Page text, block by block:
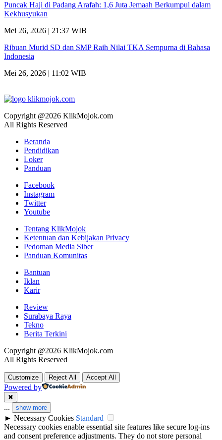
Puncak Haji di Padang Arafah: 1,6 Juta Jemaah Berkumpul dalam
Kekhusyukan
Mei 26, 2026 | 21:37 WIB
Ribuan Murid SD dan SMP Raih Nilai TKA Sempurna di Bahasa
Indonesia
Mei 26, 2026 | 11:02 WIB
Copyright @2026 KlikMojok.com
All Rights Reserved
Beranda
Pendidikan
Loker
Panduan
Facebook
Instagram
Twitter
Youtube
Tentang KlikMojok
Ketentuan dan Kebijakan Privacy
Pedoman Media Siber
Panduan Komunitas
Bantuan
Iklan
Karir
Review
Surabaya Raya
Tekno
Berita Terkini
Copyright @2026 KlikMojok.com
All Rights Reserved
Customize Reject All Accept All
Powered by
✖
... show more
► Necessary Cookies Standard
Necessary cookies enable essential site features like secure log-ins
and consent preference adjustments. They do not store personal